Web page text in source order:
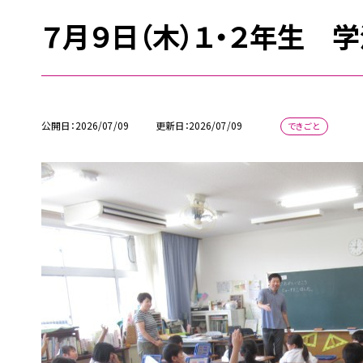
７月９日（木）１・２年生
公開日 2026/07/09 更新日 2026/07/09 できごと